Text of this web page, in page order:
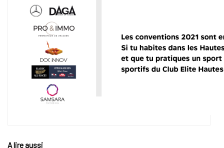
A lire aussi